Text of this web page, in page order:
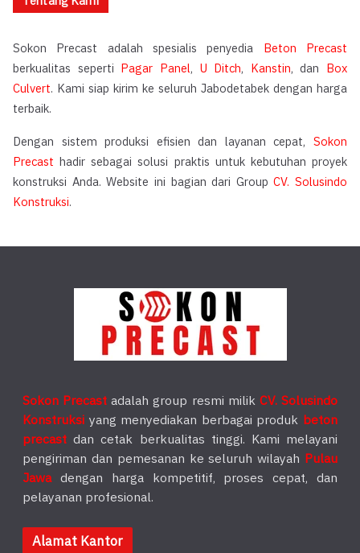
Sokon Precast adalah spesialis penyedia Beton Precast
berkualitas seperti Pagar Panel, U Ditch, Kanstin, dan Box
Culvert. Kami siap kirim ke seluruh Jabodetabek dengan harga
terbaik.
Dengan sistem produksi efisien dan layanan cepat, Sokon
Precast hadir sebagai solusi praktis untuk kebutuhan proyek
konstruksi Anda. Website ini bagian dari GroupCV. Solusindo
Konstruksi.
Sokon Precast adalah group resmi milik CV. Solusindo
Konstruksi yang menyediakan berbagai produk beton
precast dan cetak berkualitas tinggi. Kami melayani
pengiriman dan pemesanan ke seluruh wilayah Pulau
Jawadengan harga kompetitif, proses cepat, dan
pelayanan profesional.
Alamat Kantor